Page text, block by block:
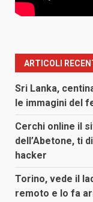
ARTICOLI
Sri Lanka,
le immagini del
Cerchi online il
dell’Abetone, ti
hacker
Torino, vede il
remoto e lo fa